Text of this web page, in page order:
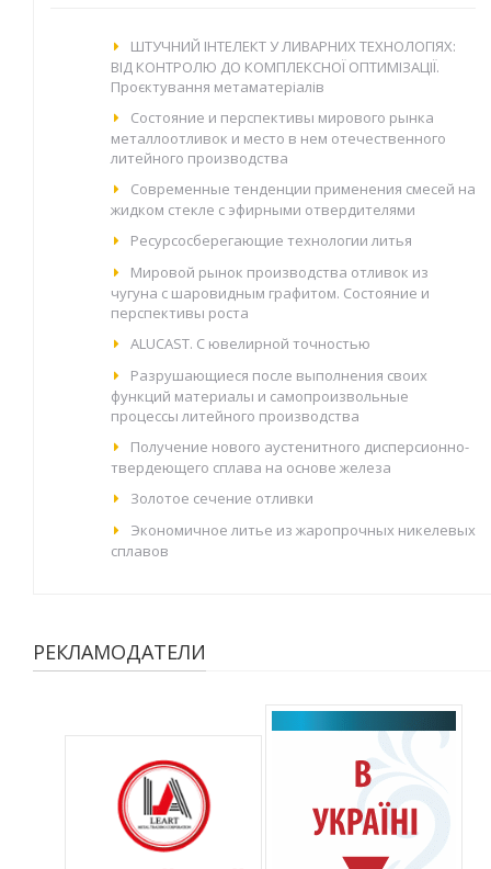
ШТУЧНИЙ ІНТЕЛЕКТ У ЛИВАРНИХ ТЕХНОЛОГІЯХ:
ВІД КОНТРОЛЮ ДО КОМПЛЕКСНОЇ ОПТИМІЗАЦІЇ.
Проєктування метаматеріалів
Состояние и перспективы мирового рынка
металлоотливок и место в нем отечественного
литейного производства
Современные тенденции применения смесей на
жидком стекле с эфирными отвердителями
Ресурсосберегающие технологии литья
Мировой рынок производства отливок из
чугуна с шаровидным графитом. Состояние и
перспективы роста
ALUCAST. С ювелирной точностью
Разрушающиеся после выполнения своих
функций материалы и самопроизвольные
процессы литейного производства
Получение нового аустенитного дисперсионно-
твердеющего сплава на основе железа
Золотое сечение отливки
Экономичное литье из жаропрочных никелевых
сплавов
РЕКЛАМОДАТЕЛИ